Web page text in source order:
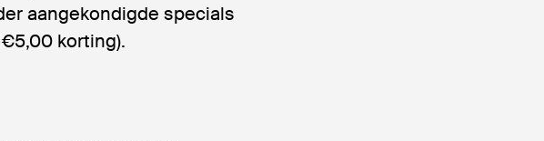
aangekondigde specials
korting).